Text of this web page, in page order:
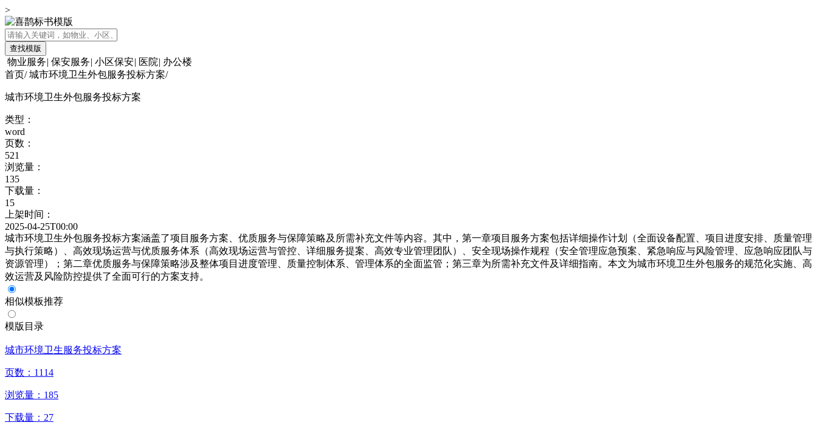
>
查找模版
物业服务| 保安服务| 小区保安| 医院| 办公楼
首页/ 城市环境卫生外包服务投标方案/
城市环境卫生外包服务投标方案
类型：
word
页数：
521
浏览量：
135
下载量：
15
上架时间：
2025-04-25T00:00
城市环境卫生外包服务投标方案涵盖了项目服务方案、优质服务与保障策略及所需补充文件等内容。其中，第一章项目服务方案包括详细操作计划（全面设备配置、项目进度安排、质量管理
与执行策略）、高效现场运营与优质服务体系（高效现场运营与管控、详细服务提案、高效专业管理团队）、安全现场操作规程（安全管理应急预案、紧急响应与风险管理、应急响应团队与
资源管理）；第二章优质服务与保障策略涉及整体项目进度管理、质量控制体系、管理体系的全面监管；第三章为所需补充文件及详细指南。本文为城市环境卫生外包服务的规范化实施、高
效运营及风险防控提供了全面可行的方案支持。
相似模板推荐
模版目录
城市环境卫生服务投标方案
页数： 1114
浏览量： 185
下载量： 27